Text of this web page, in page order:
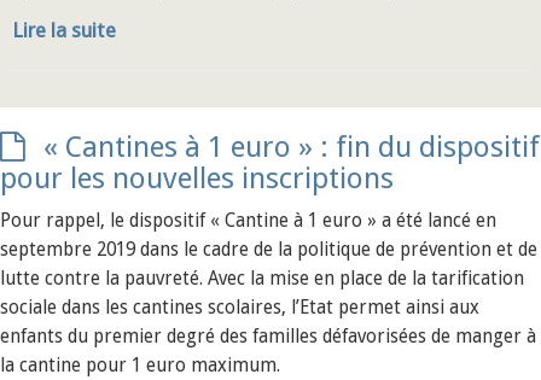
Lire la suite
« Cantines à 1 euro » : fin du dispositif
pour les nouvelles inscriptions
Pour rappel, le dispositif « Cantine à 1 euro » a été lancé en
septembre 2019 dans le cadre de la politique de prévention et de
lutte contre la pauvreté. Avec la mise en place de la tarification
sociale dans les cantines scolaires, l’Etat permet ainsi aux
enfants du premier degré des familles défavorisées de manger à
la cantine pour 1 euro maximum.